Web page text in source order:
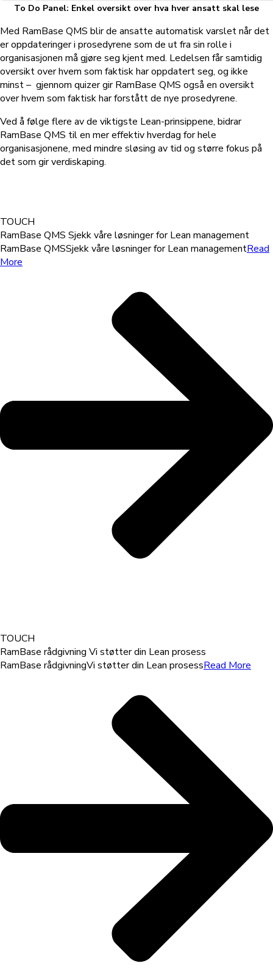
To Do Panel: Enkel oversikt over hva hver ansatt skal lese
Med RamBase QMS blir de ansatte automatisk varslet når det
er oppdateringer i prosedyrene som de ut fra sin rolle i
organisasjonen må gjøre seg kjent med. Ledelsen får samtidig
oversikt over hvem som faktisk har oppdatert seg, og ikke
minst – gjennom quizer gir RamBase QMS også en oversikt
over hvem som faktisk har forstått de nye prosedyrene.
Ved å følge flere av de viktigste Lean-prinsippene, bidrar
RamBase QMS til en mer effektiv hverdag for hele
organisasjonene, med mindre sløsing av tid og større fokus på
det som gir verdiskaping.
TOUCH
RamBase QMS Sjekk våre løsninger for Lean management
RamBase QMSSjekk våre løsninger for Lean managementRead
More
TOUCH
RamBase rådgivning Vi støtter din Lean prosess
RamBase rådgivningVi støtter din Lean prosessRead More